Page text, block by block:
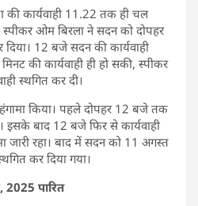
कार्यवाही 11.22 तक ही चल
ओम बिरला ने सदन को दोपहर
12 बजे सदन की कार्यवाही
की कार्यवाही ही हो सकी, स्पीकर
स्थगित कर दी।
किया। पहले दोपहर 12 बजे तक
इसके बाद 12 बजे फिर से कार्यवाही
जारी रहा। बाद में सदन को 11 अगस्त
कर दिया गया।
पारित